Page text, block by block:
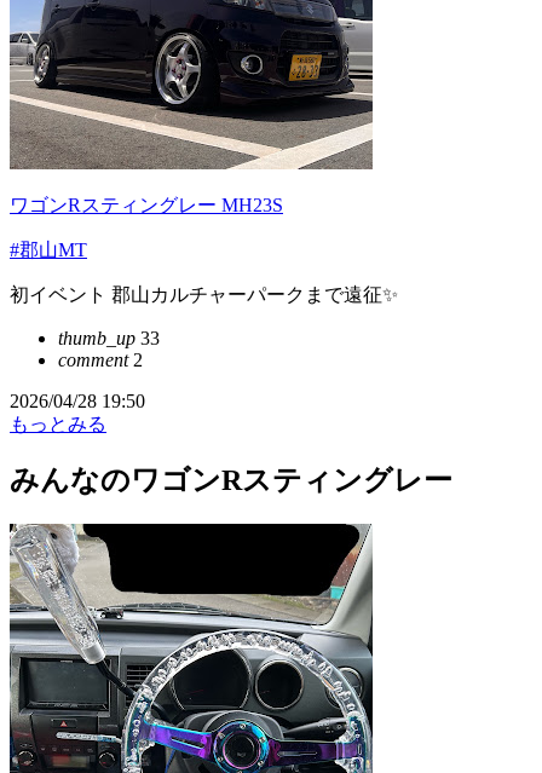
ワゴンRスティングレー MH23S
#郡山MT
初イベント 郡山カルチャーパークまで遠征✨
thumb_up 33
comment2
2026/04/28 19:50
もっとみる
みんなのワゴンRスティングレー